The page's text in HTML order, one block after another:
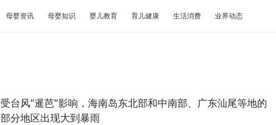
母婴资讯 母婴知识 婴儿教育 育儿健康 生活消费 业界动态
受台风“暹芭”影响，海南岛东北部和中南部、广东汕尾等地的
部分地区出现大到暴雨